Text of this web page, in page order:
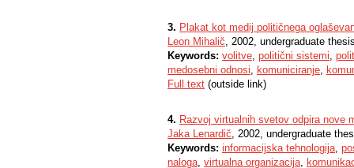
3. Plakat kot medij političnega
Leon Mihalič, 2002, undergraduate
Keywords: volitve, politični sistemi,
medosebni odnosi, komuniciranje,
Full text (outside link)
4. Razvoj virtualnih svetov odpira nove
Jaka Lenardič, 2002, undergraduate
Keywords: informacijska tehnologija,
naloga, virtualna organizacija,